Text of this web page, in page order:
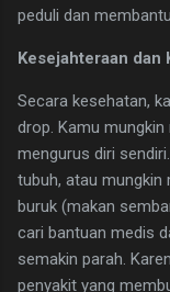
peduli dan
Kesejahteraan dan
Secara kesehatan,
drop. Kamu
mengurus diri
tubuh, atau mungkin
buruk (makan
cari bantuan medis
semakin parah.
penyakit yang